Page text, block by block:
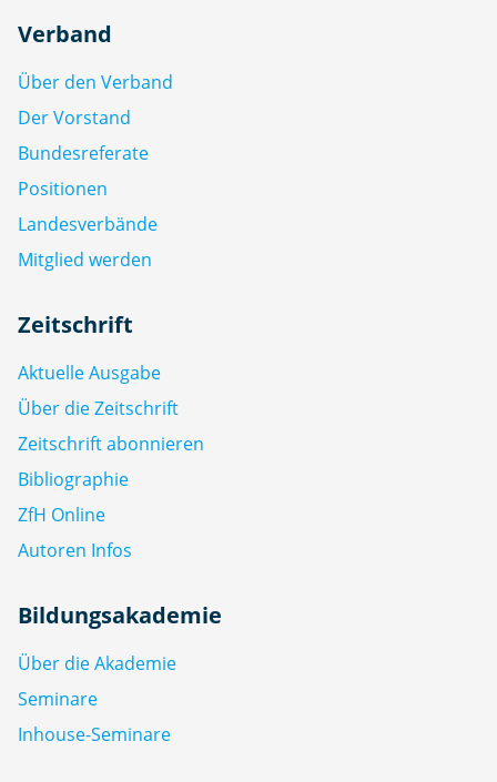
Verband
Über den Verband
Der Vorstand
Bundesreferate
Positionen
Landesverbände
Mitglied werden
Zeitschrift
Aktuelle Ausgabe
Über die Zeitschrift
Zeitschrift abonnieren
Bibliographie
ZfH Online
Autoren Infos
Bildungsakademie
Über die Akademie
Seminare
Inhouse-Seminare